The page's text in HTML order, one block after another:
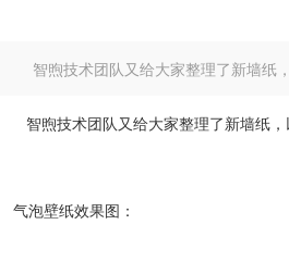
智煦技术团队又给大家整理了新墙纸
智煦技术团队又给大家整理了新墙纸
气泡壁纸效果图：